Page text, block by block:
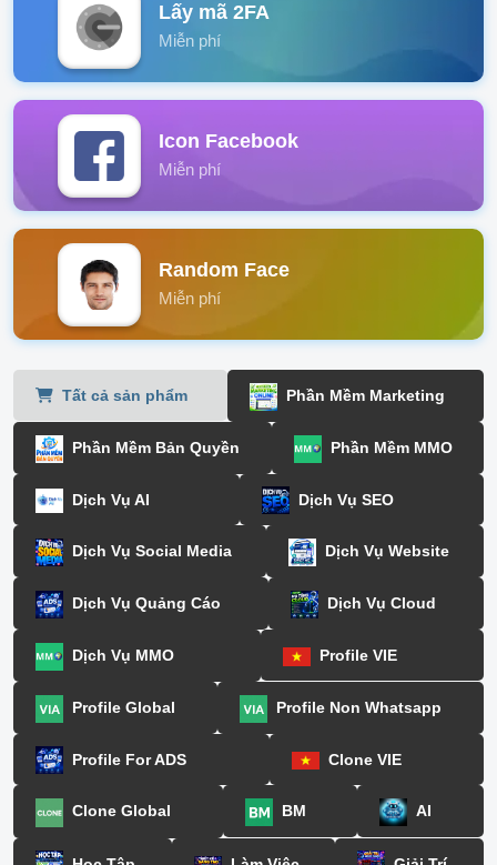
Lấy mã 2FA
Miễn phí
Icon Facebook
Miễn phí
Random Face
Miễn phí
Tất cả sản phẩm Phần Mềm Marketing
Phần Mềm Bản Quyền Phần Mềm MMO
Dịch Vụ AI Dịch Vụ SEO
Dịch Vụ Social Media Dịch Vụ Website
Dịch Vụ Quảng Cáo Dịch Vụ Cloud
Dịch Vụ MMO Profile VIE
Profile Global Profile Non Whatsapp
Profile For ADS Clone VIE
Clone Global BM AI